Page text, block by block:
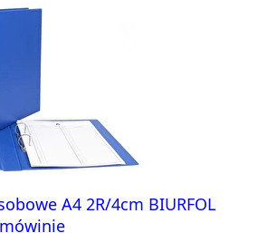
A4 2R/4cm BIURFOL